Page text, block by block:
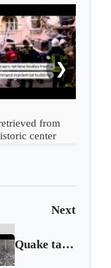
from
center
❯
Next
Quake takes toll on ancient Aleppo citadel